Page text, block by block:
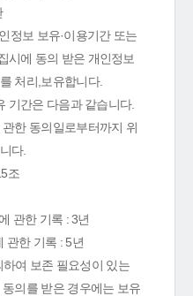
정보 보유·이용기간 또는
시에 동의 받은 개인정보
처리,보유합니다.
기간은 다음과 같습니다.
한 동의일로부터까지 위
다.
조
관한 기록 : 3년
관한 기록 : 5년
여 보존 필요성이 있는
의를 받은 경우에는 보유